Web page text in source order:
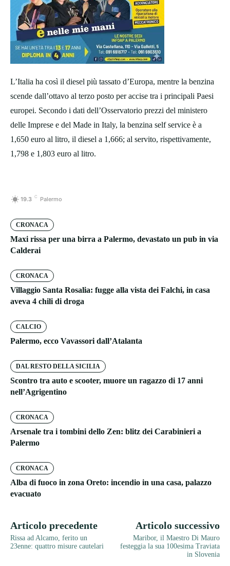
L’Italia ha così il diesel più tassato d’Europa, mentre la benzina
scende dall’ottavo al terzo posto per accise tra i principali Paesi
europei. Secondo i dati dell’Osservatorio prezzi del ministero
delle Imprese e del Made in Italy, la benzina self service è a
1,650 euro al litro, il diesel a 1,666; al servito, rispettivamente,
1,798 e 1,803 euro al litro.
19.3 C Palermo
CRONACA
Maxi rissa per una birra a Palermo, devastato un pub in via
Calderai
CRONACA
Villaggio Santa Rosalia: fugge alla vista dei Falchi, in casa
aveva 4 chili di droga
CALCIO
Palermo, ecco Vavassori dall’Atalanta
DAL RESTO DELLA SICILIA
Scontro tra auto e scooter, muore un ragazzo di 17 anni
nell’Agrigentino
CRONACA
Arsenale tra i tombini dello Zen: blitz dei Carabinieri a
Palermo
CRONACA
Alba di fuoco in zona Oreto: incendio in una casa, palazzo
evacuato
Articolo precedente
Rissa ad Alcamo, ferito un
23enne: quattro misure cautelari
Articolo successivo
Maribor, il Maestro Di Mauro
festeggia la sua 100esima Traviata
in Slovenia